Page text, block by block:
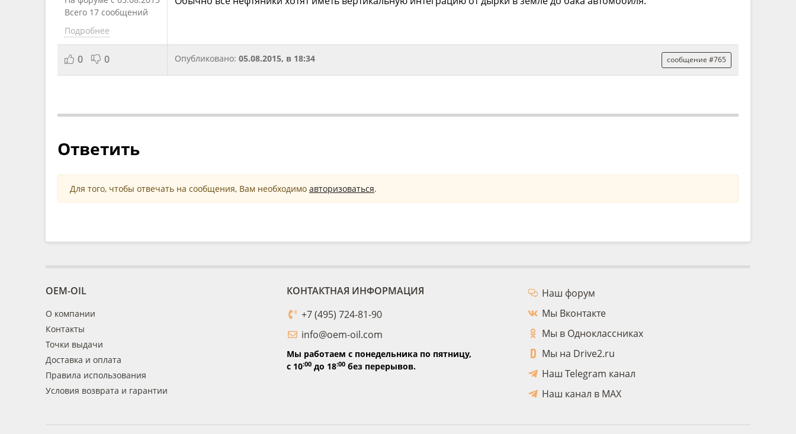
Всего 17 сообщений
Подробнее
0 0 Опубликовано: 05.08.2015, в 18:34 сообщение #765
Ответить
Для того, чтобы отвечать на сообщения, Вам необходимо авторизоваться.
OEM-OIL
О компании
Контакты
Точки выдачи
Доставка и оплата
Правила использования
Условия возврата и гарантии
КОНТАКТНАЯ ИНФОРМАЦИЯ
+7 (495) 724-81-90
info@oem-oil.com
Мы работаем с понедельника по пятницу,
с 10:00до 18:00без перерывов.
Наш форум
Мы Вконтакте
Мы в Одноклассниках
Мы на Drive2.ru
Наш Telegram канал
Наш канал в MAX